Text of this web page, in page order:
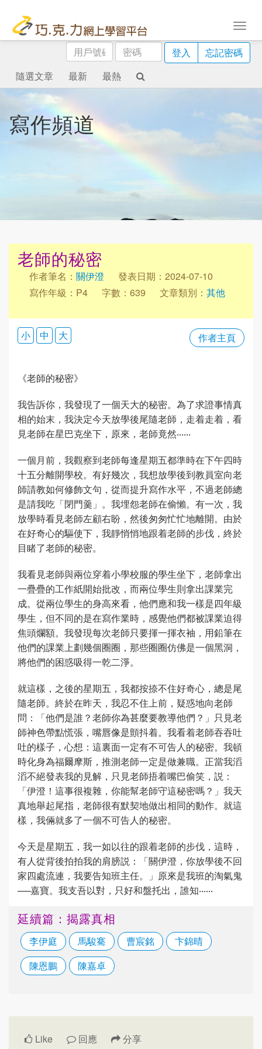
用
戶
號
碼
密
碼
登入
忘記密碼
隨選文章
最新 最熱
寫作頻道
老師的秘密
作者筆名： 關伊澄
發表日期：2024-07-10
寫作年級：P4
字數：639 文章類別： 其他
作者主頁
小 中 大
《老師的秘密》
我告訴你，我發現了一個天大的秘密。為了求證事情真
相的始末，我決定今天放學後尾隨老師，走着走着，看
見老師在星巴克坐下，原來，老師竟然‧‧‧‧‧‧
一個月前，我觀察到老師每逢星期五都準時在下午四時
十五分離開學校。有好幾次，我想放學後到教員室向老
師請教如何修飾文句，從而提升寫作水平，不過老師總
是請我吃「閉門羹」。我埋怨老師在偷懶。有一次，我
放學時看見老師左顧右盼，然後匆匆忙忙地離開。由於
在好奇心的驅使下，我靜悄悄地跟着老師的步伐，終於
目睹了老師的秘密。
我看見老師與兩位穿着小學校服的學生坐下，老師拿出
一疊疊的工作紙開始批改，而兩位學生則拿出課業完
成。從兩位學生的身高來看，他們應和我一樣是四年級
學生，但不同的是在寫作業時，感覺他們都被課業迫得
焦頭爛額。我發現每次老師只要揮一揮衣袖，用鉛筆在
他們的課業上劃幾個圈圈，那些圈圈仿佛是一個黑洞，
將他們的困惑吸得一乾二淨。
就這樣，之後的星期五，我都按捺不住好奇心，總是尾
隨老師。終於在昨天，我忍不住上前，疑惑地向老師
問：「他們是誰？老師你為甚麼要教導他們？」只見老
師神色帶點慌張，嘴唇像是顫抖着。我看着老師吞吞吐
吐的樣子，心想：這裏面一定有不可告人的秘密。我頓
時化身為福爾摩斯，推測老師一定是做兼職。正當我滔
滔不絕發表我的見解，只見老師捂着嘴巴偷笑，説：
「伊澄！這事很複雜，你能幫老師守這秘密嗎？」我天
真地舉起尾指，老師很有默契地做出相同的動作。就這
樣，我倆就多了一個不可告人的秘密。
今天是星期五，我一如以往的跟着老師的步伐，這時，
有人從背後拍拍我的肩膀説：「關伊澄，你放學後不回
家四處流連，我要告知班主任。」原來是我班的淘氣鬼
──嘉寶。我支吾以對，只好和盤托出，誰知‧‧‧‧‧‧
延續篇：揭露真相
李伊庭 馬駿騫 曹宸銘
卞錦晴
陳恩鵬
陳嘉卓
Like 回應 分享